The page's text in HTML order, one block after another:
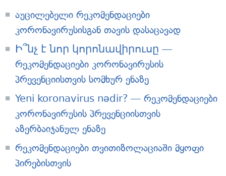
აუცილებელი რეკომენდაციები
კორონავირუსისგან თავის დასაცავად
Ի՞նչ է նոր կորոնավիրուսը —
რეკომენდაციები კორონავირუსის
პრევენციისთვის სომხურ ენაზე
Yeni koronavirus nədir? — რეკომენდაციები
კორონავირუსის პრევენციისთვის
აზერბაიჯანულ ენაზე
რეკომენდაციები თვითიზოლაციაში მყოფი
პირებისთვის